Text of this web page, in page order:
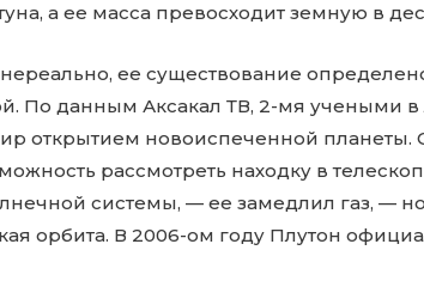
а ее масса превосходит земную в
нереально, ее существование
По данным Аксакал ТВ, 2-мя учеными
открытием новоиспеченной планеты.
рассмотреть находку в
системы, — ее замедлил газ, —
орбита. В 2006-ом году Плутон